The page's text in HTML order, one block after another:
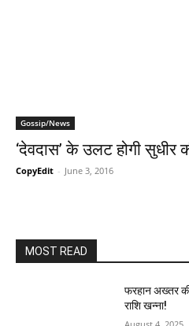
Gossip/News
‘देवदास’ के उलट होगी सुधीर
CopyEdit - June 3, 2016
MOST READ
फरहान अख्तर
राशि खन्ना!